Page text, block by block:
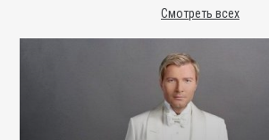
Смотреть всех